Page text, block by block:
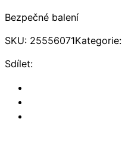
Bezpečné balení
SKU: 25556071Kategorie:
Sdílet: